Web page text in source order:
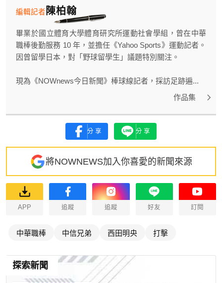
陳柏翰
編輯記者
畢業於國立體育大學體育研究所運動社會學組，曾在中華
職棒後勤服務 10 年，並擔任《Yahoo Sports》運動記者。
因曾留學日本，對「野球留學生」議題特別關注。
現為《NOWnews今日新聞》棒球線記者，採訪足跡遍...
作品集
分享 分享
將NOWNEWS加入你喜愛的新聞來源
APP 追蹤 追蹤 好友 訂閱
中華職棒 中信兄弟 西田明央 打擊
探索新聞